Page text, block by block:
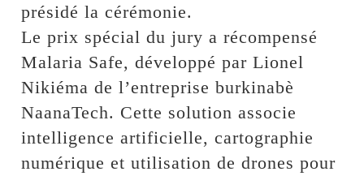
présidé la cérémonie.
Le prix spécial du jury a récompensé
Malaria Safe, développé par Lionel
Nikiéma de l’entreprise burkinabè
NaanaTech. Cette solution associe
intelligence artificielle, cartographie
numérique et utilisation de drones pour